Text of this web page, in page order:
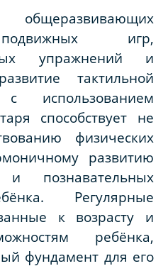
игр,
упражнений и
тактильной
с использованием
способствует не
физических
развитию
и познавательных
Регулярные
к возрасту и
ребёнка,
фундамент для его